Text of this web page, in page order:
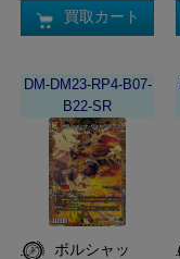
買取カート
DM-DM23-RP4-B07-
B22-SR